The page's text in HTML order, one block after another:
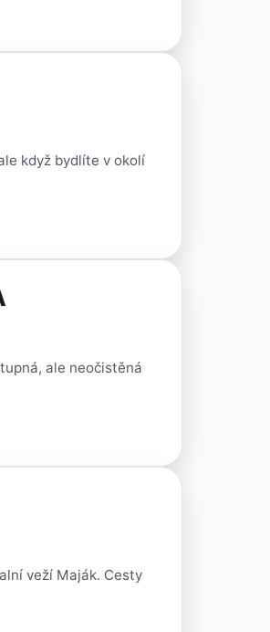
když bydlíte v okolí
ale neočistěná
veží Maják. Cesty